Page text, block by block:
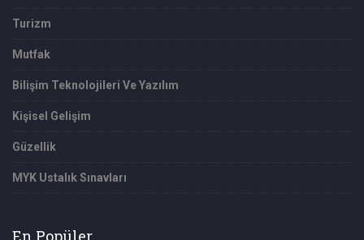
Turizm
Mutfak
Bilişim Teknolojileri Ve Yazılım
Kişisel Gelişim
Güzellik
MYK Ustalık Sınavları
En Popüler